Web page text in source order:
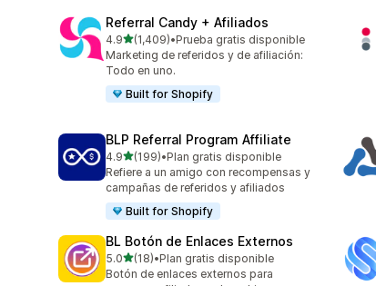
Referral Candy + Afiliados
4.9de 5 estrellas
(1,409)
1409 reseñas en total
•Prueba gratis disponible
Marketing de referidos y de afiliación:
Todo en uno.
Built for Shopify
BLP Referral Program Affiliate
4.9de 5 estrellas
(199)
199 reseñas en total
•Plan gratis disponible
Refiere a un amigo con recompensas y
campañas de referidos y afiliados
Built for Shopify
BL Botón de Enlaces Externos
5.0de 5 estrellas
(18)
18 reseñas en total
•Plan gratis disponible
Botón de enlaces externos para